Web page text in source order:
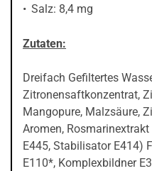
Salz: 8,4 mg
Zutaten:
Dreifach Gefiltertes
Zitronensaftkonzentrat,
Mangopure, Malzsäure,
Aromen,
E445, Stabilisator E414)
E110*, Komplexbildner